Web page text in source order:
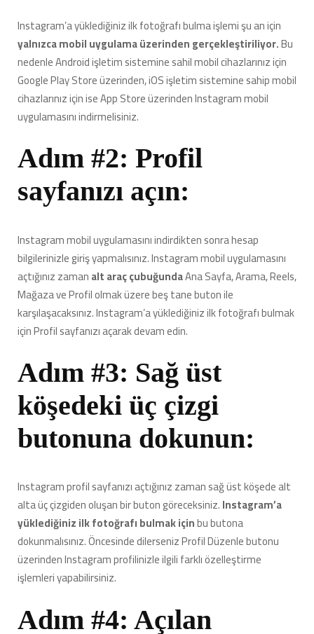
Instagram’a yüklediğiniz ilk fotoğrafı bulma işlemi şu an için
yalnızca mobil uygulama üzerinden gerçekleştiriliyor.Bu
nedenle Android işletim sistemine sahil mobil cihazlarınız için
Google Play Store üzerinden, iOS işletim sistemine sahip mobil
cihazlarınız için ise App Store üzerinden Instagram mobil
uygulamasını indirmelisiniz.
Adım #2: Profil
sayfanızı açın:
Instagram mobil uygulamasını indirdikten sonra hesap
bilgilerinizle giriş yapmalısınız. Instagram mobil uygulamasını
açtığınız zamanalt araç çubuğundaAna Sayfa, Arama, Reels,
Mağaza ve Profil olmak üzere beş tane buton ile
karşılaşacaksınız. Instagram’a yüklediğiniz ilk fotoğrafı bulmak
için Profil sayfanızı açarak devam edin.
Adım #3: Sağ üst
köşedeki üç çizgi
butonuna dokunun:
Instagram profil sayfanızı açtığınız zaman sağ üst köşede alt
alta üç çizgiden oluşan bir buton göreceksiniz.Instagram’a
yüklediğiniz ilk fotoğrafı bulmak içinbu butona
dokunmalısınız. Öncesinde dilerseniz Profil Düzenle butonu
üzerinden Instagram profilinizle ilgili farklı özelleştirme
işlemleri yapabilirsiniz.
Adım #4: Açılan